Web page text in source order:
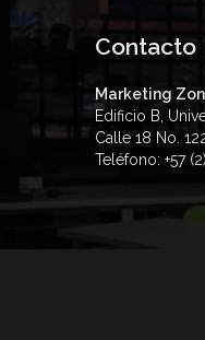
Contacto
Marketing
Edificio B,
Calle 18 No.
Teléfono: +57